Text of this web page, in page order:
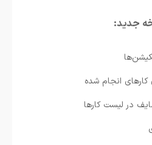
جدید:
انجام شده
در لیست کارها